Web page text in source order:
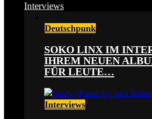
Interviews
Deutschpunk
SOKO LINX IM
IHREM NEUEN
FÜR LEUTE…
Interviews